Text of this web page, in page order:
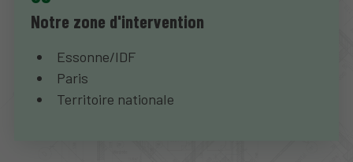
Notre zone d'intervention
Essonne/IDF
Paris
Territoire nationale